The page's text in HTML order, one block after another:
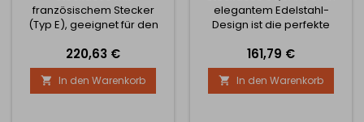
französischem Stecker
(Typ E), geeignet für den
tschechischen,
französischen und
polnischen Markt. Ideale
Lösung für Küche, Büro oder
Preis
220,63 €
 In den Warenkorb
elegantem Edelstahl-
Design ist die perfekte
oder Arbeitsbereiche, in
denen ein klares Design
und eine unauffällige
Integration gefragt sind. Im
Preis
161,79 €
 In den Warenkorb